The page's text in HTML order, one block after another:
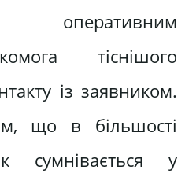
оперативним
тіснішого
із заявником.
що в більшості
сумнівається у